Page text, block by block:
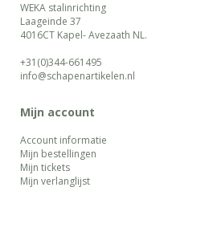
WEKA stalinrichting
Laageinde 37
4016CT Kapel- Avezaath NL.
+31(0)344-661495
info@schapenartikelen.nl
Mijn account
Account informatie
Mijn bestellingen
Mijn tickets
Mijn verlanglijst